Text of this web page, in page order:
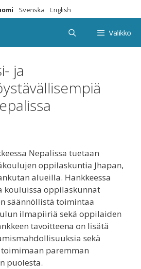
Svenska English
Valikko
ja
Nepalissa tuetaan
oppilaskuntia Jhapan,
alueilla. Hankkeessa
kouluissa oppilaskunnat
säännöllistä toimintaa
ilmapiiriä sekä oppilaiden
tavoitteena on lisätä
sekä
paremman
puolesta.